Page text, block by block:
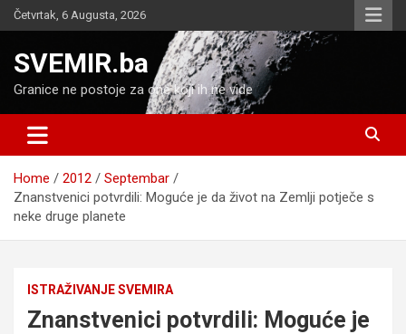
Skip
to
Četvrtak, 6 Augusta, 2026
SVEMIR.ba
Granice ne postoje za one koji ih ne vide
Home 2012
Septembar
Znanstvenici potvrdili: Moguće je da život na Zemlji potječe s
neke druge planete
ISTRAŽIVANJE SVEMIRA
Znanstvenici potvrdili: Moguće je